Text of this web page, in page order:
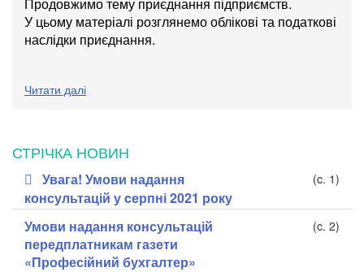
У цьому матеріалі розглянемо облікові та податкові
наслідки приєднання.
Читати далі
СТРІЧКА НОВИН
Увага! Умови надання
консультацій у cерпні 2021 року
(c. 1)
Умови надання консультацій
передплатникам газети
«Професійний бухгалтер»
(c. 2)